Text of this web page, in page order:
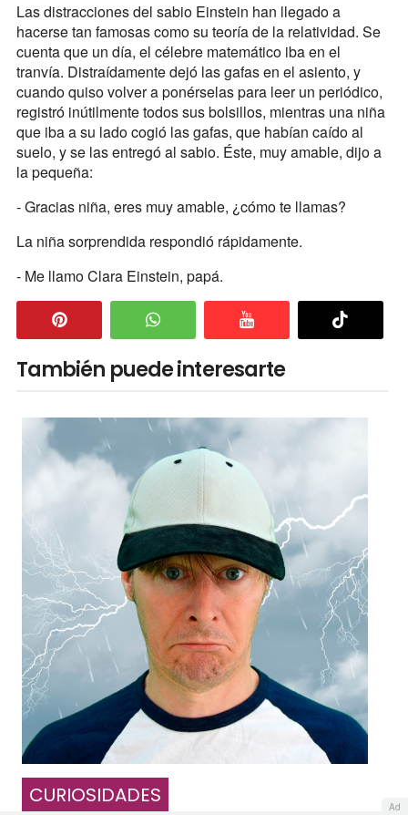
Las distracciones del sabio Einstein han llegado a
hacerse tan famosas como su teoría de la relatividad. Se
cuenta que un día, el célebre matemático iba en el
tranvía. Distraídamente dejó las gafas en el asiento, y
cuando quiso volver a ponérselas para leer un periódico,
registró inútilmente todos sus bolsillos, mientras una niña
que iba a su lado cogió las gafas, que habían caído al
suelo, y se las entregó al sabio. Éste, muy amable, dijo a
la pequeña:
- Gracias niña, eres muy amable, ¿cómo te llamas?
La niña sorprendida respondió rápidamente.
- Me llamo Clara Einstein, papá.
También puede interesarte
CURIOSIDADES Ad